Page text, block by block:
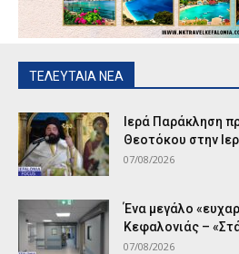
ΤΕΛΕΥΤΑΙΑ ΝΕΑ
Ιερά Παράκληση
Θεοτόκου στην
07/08/2026
Ένα μεγάλο
Κεφαλονιάς –
07/08/2026